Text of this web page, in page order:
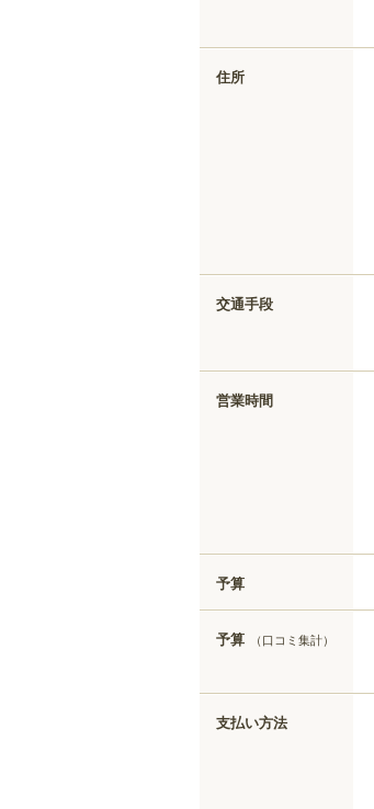
住所
交通手段
営業時間
予算
予算 （口コミ集計）
支払い方法